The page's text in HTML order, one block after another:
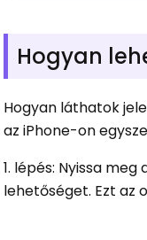
Hogyan
Hogyan láthatok
az iPhone-on
1. lépés: Nyissa
lehetőséget. Ezt az